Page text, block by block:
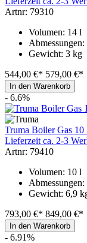
Artnr: 79310
Volumen: 14 l
Gewicht: 3 kg
544,00 €* 579,00 €*
In den Warenkorb
- 6.6%
Truma Boiler Gas 10
Lieferzeit ca. 2-3
Artnr: 79410
Volumen: 10 l
Gewicht: 6,9
793,00 €* 849,00 €*
In den Warenkorb
- 6.91%